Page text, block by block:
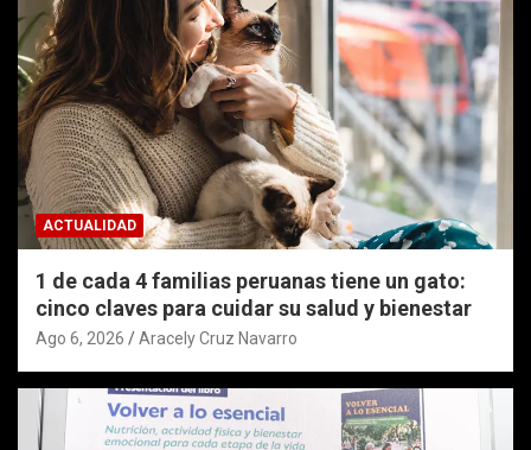
ACTUALIDAD
1 de cada 4 familias peruanas tiene un gato:
cinco claves para cuidar su salud y bienestar
Ago 6, 2026 Aracely Cruz Navarro